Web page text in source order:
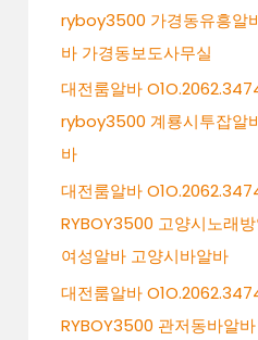
ryboy3500 가경동유흥알
바 가경동보도사무실
대전룸알바
ryboy3500 계룡시투잡알
바
대전룸알바
RYBOY3500 고양시노래
여성알바 고양시바알바
대전룸알바
RYBOY3500 관저동바알